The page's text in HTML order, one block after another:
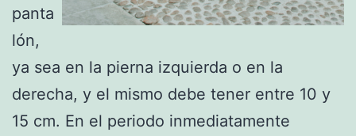
panta
lón,
ya sea en la pierna izquierda o en la
derecha, y el mismo debe tener entre 10 y
15 cm. En el periodo inmediatamente